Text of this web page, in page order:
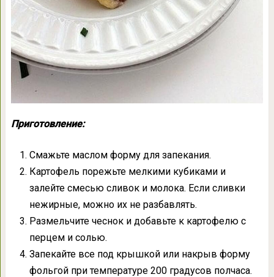
Приготовление:
Смажьте маслом форму для запекания.
Картофель порежьте мелкими кубиками и
залейте смесью сливок и молока. Если сливки
нежирные, можно их не разбавлять.
Размельчите чеснок и добавьте к картофелю с
перцем и солью.
Запекайте все под крышкой или накрыв форму
фольгой при температуре 200 градусов полчаса.